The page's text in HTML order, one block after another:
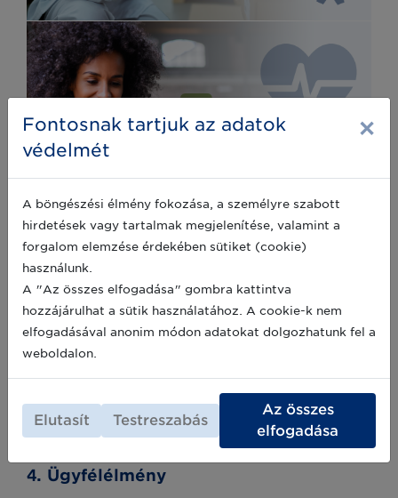
Új stratégiánk
1. Szabványokra épülő megoldások
2. Értékláncok támogatása
3. Megújult szervezet
4. Ügyfélélmény
Fontosnak tartjuk az adatok
védelmét
×
A böngészési élmény fokozása, a személyre szabott
hirdetések vagy tartalmak megjelenítése, valamint a
forgalom elemzése érdekében sütiket (cookie)
használunk.
A "Az összes elfogadása" gombra kattintva
hozzájárulhat a sütik használatához. A cookie-k nem
elfogadásával anonim módon adatokat dolgozhatunk fel a
weboldalon.
Elutasít Testreszabás
Az összes
elfogadása